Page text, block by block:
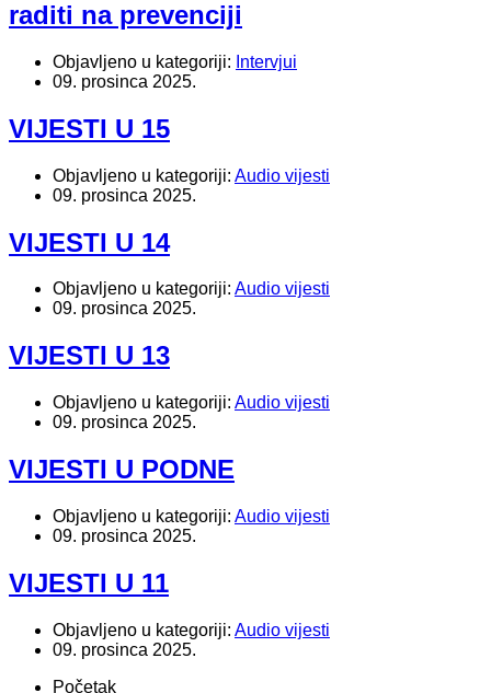
raditi na prevenciji
Objavljeno u kategoriji: Intervjui
09. prosinca 2025.
VIJESTI U 15
Objavljeno u kategoriji: Audio vijesti
09. prosinca 2025.
VIJESTI U 14
Objavljeno u kategoriji: Audio vijesti
09. prosinca 2025.
VIJESTI U 13
Objavljeno u kategoriji: Audio vijesti
09. prosinca 2025.
VIJESTI U PODNE
Objavljeno u kategoriji: Audio vijesti
09. prosinca 2025.
VIJESTI U 11
Objavljeno u kategoriji: Audio vijesti
09. prosinca 2025.
Početak